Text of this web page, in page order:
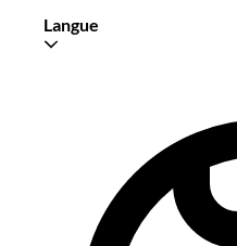
Langue